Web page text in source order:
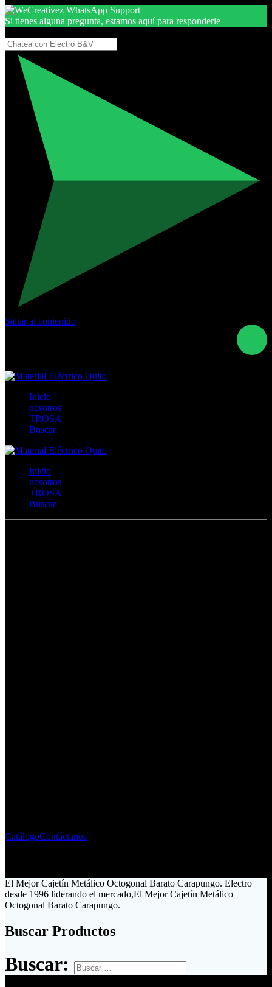
Si tienes alguna pregunta, estamos aquí para responderle
Saltar al contenido
Inicio
nosotros
TROSA
Buscar
Inicio
nosotros
TROSA
Buscar
CatálogoContáctanos
El Mejor Cajetín Metálico Octogonal Barato Carapungo. Electro
desde 1996 liderando el mercado,El Mejor Cajetín Metálico
Octogonal Barato Carapungo.
Buscar Productos
Buscar: